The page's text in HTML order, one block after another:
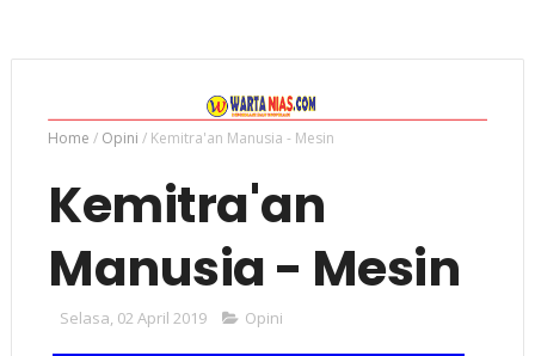
Home / Opini / Kemitra'an Manusia - Mesin
Kemitra'an
Manusia - Mesin
Selasa, 02 April 2019 Opini